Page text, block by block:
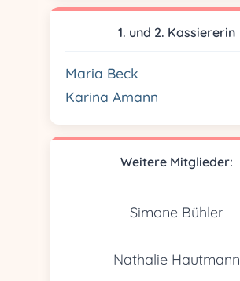
1. und 2. Kassiererin
Maria Beck
Karina Amann
Weitere Mitglieder:
Simone Bühler
Nathalie Hautmann